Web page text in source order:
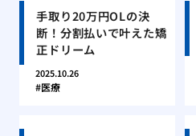
手取り20万円OLの決
断！分割払いで叶えた矯
正ドリーム
2025.10.26
医療